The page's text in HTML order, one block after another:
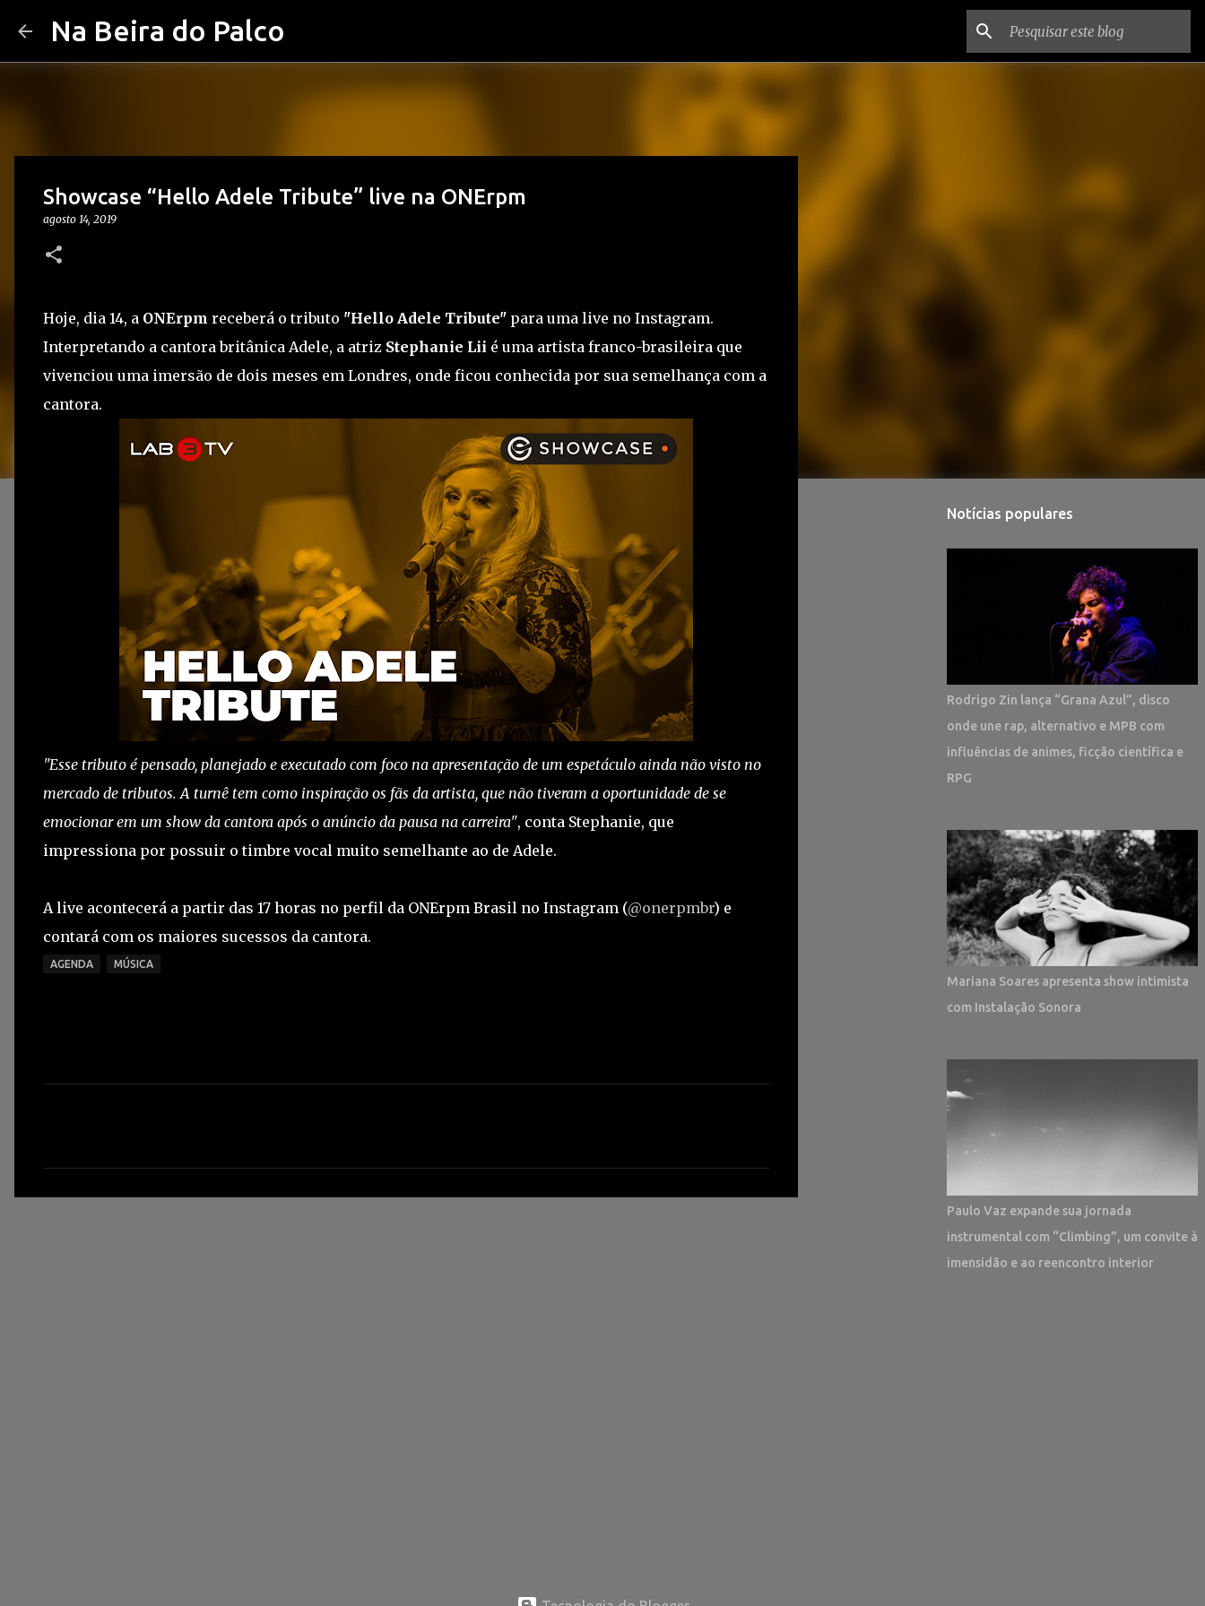
Na Beira do Palco
Showcase “Hello Adele Tribute” live na ONErpm
agosto 14, 2019
Hoje, dia 14, a ONErpm receberá o tributo "Hello Adele Tribute" para uma live no Instagram.
Interpretando a cantora britânica Adele, a atriz Stephanie Lii é uma artista franco-brasileira que
vivenciou uma imersão de dois meses em Londres, onde ficou conhecida por sua semelhança com a
cantora.
"Esse tributo é pensado, planejado e executado com foco na apresentação de um espetáculo ainda não visto no
mercado de tributos. A turnê tem como inspiração os fãs da artista, que não tiveram a oportunidade de se
emocionar em um show da cantora após o anúncio da pausa na carreira", conta Stephanie, que
impressiona por possuir o timbre vocal muito semelhante ao de Adele.
A live acontecerá a partir das 17 horas no perfil da ONErpm Brasil no Instagram (@onerpmbr) e
contará com os maiores sucessos da cantora.
AGENDA MÚSICA
Notícias populares
Rodrigo Zin lança “Grana Azul”, disco
onde une rap, alternativo e MPB com
influências de animes, ficção científica e
RPG
Mariana Soares apresenta show intimista
com Instalação Sonora
Paulo Vaz expande sua jornada
instrumental com “Climbing”, um convite à
imensidão e ao reencontro interior